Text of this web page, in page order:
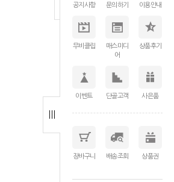
공지사항 문의하기 이용안내
무비클립
매스미디
어
상품후기
이벤트 단골고객 사은품
장바구니 배송조회 상품권